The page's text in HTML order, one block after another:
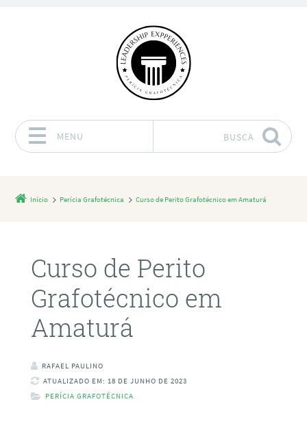
MENU BUSCA
Início Perícia Grafotécnica Curso de Perito Grafotécnico em Amaturá
Curso de Perito
Grafotécnico em
Amaturá
RAFAEL PAULINO
ATUALIZADO EM: 18 DE JUNHO DE 2023
PERÍCIA GRAFOTÉCNICA